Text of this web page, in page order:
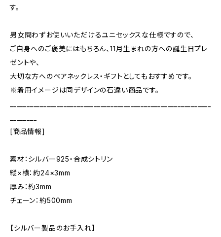
す。
男女問わずお使いいただけるユニセックスな仕様ですので、
ご自身へのご褒美にはもちろん、11月生まれの方への誕生日プレ
ゼントや、
大切な方へのペアネックレス・ギフトとしてもおすすめです。
※着用イメージは同デザインの石違い商品です。
[商品情報]
素材：シルバー925・合成シトリン
縦×横：約24×3mm
厚み：約3mm
チェーン：約500mm
【シルバー製品のお手入れ】